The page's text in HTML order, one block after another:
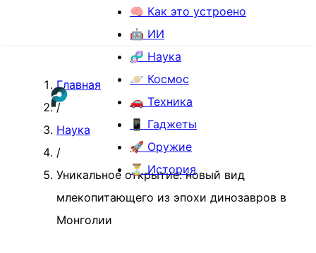
🧠 Как это устроено
🤖 ИИ
🧬 Наука
🪐 Космос
🚗 Техника
📱 Гаджеты
🚀 Оружие
⏳ История
Главная
/
Наука
/
Уникальное открытие: новый вид
млекопитающего из эпохи динозавров в
Монголии